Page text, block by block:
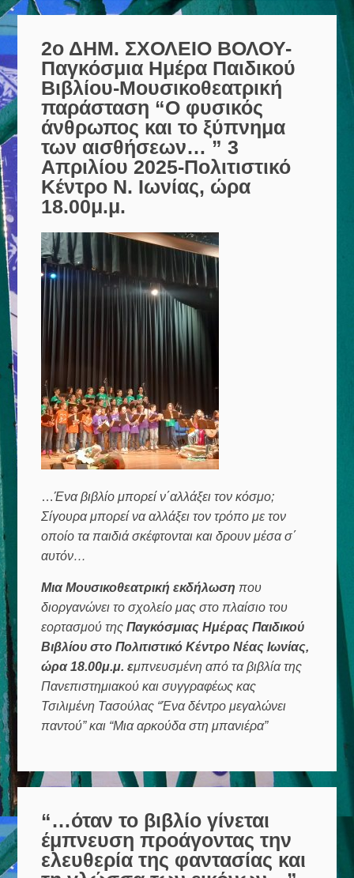
2ο ΔΗΜ. ΣΧΟΛΕΙΟ ΒΟΛΟΥ-
Παγκόσμια Ημέρα Παιδικού
Βιβλίου-Μουσικοθεατρική
παράσταση “Ο φυσικός
άνθρωπος και το ξύπνημα
των αισθήσεων… ” 3
Απριλίου 2025-Πολιτιστικό
Κέντρο Ν. Ιωνίας, ώρα
18.00μ.μ.
…Ένα βιβλίο μπορεί ν΄αλλάξει τον κόσμο;
Σίγουρα μπορεί να αλλάξει τον τρόπο με τον
οποίο τα παιδιά σκέφτονται και δρουν μέσα σ΄
αυτόν…
Μια Μουσικοθεατρική εκδήλωση που
διοργανώνει το σχολείο μας στο πλαίσιο του
εορτασμού τηςΠαγκόσμιας Ημέρας Παιδικού
Βιβλίου στο Πολιτιστικό Κέντρο Νέας Ιωνίας,
ώρα 18.00μ.μ. εμπνευσμένη από τα βιβλία της
Πανεπιστημιακού και συγγραφέως κας
Τσιλιμένη Τασούλας “Ένα δέντρο μεγαλώνει
παντού” και “Μια αρκούδα στη μπανιέρα”
“…όταν το βιβλίο γίνεται
έμπνευση προάγοντας την
ελευθερία της φαντασίας και